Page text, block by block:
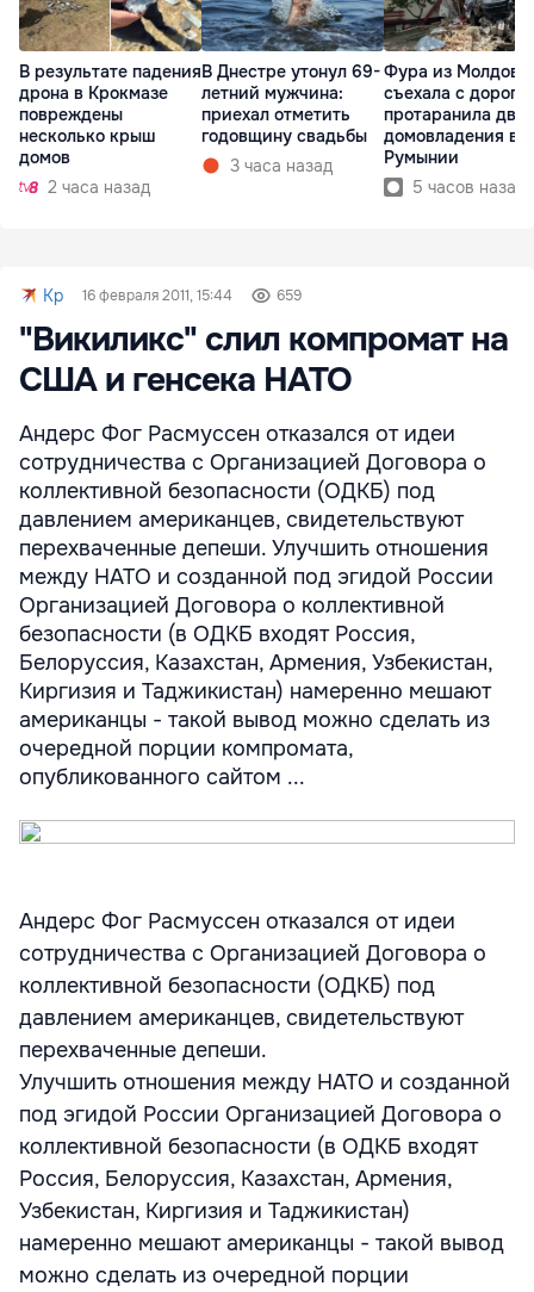
В результате падения
дрона в Крокмазе
повреждены
несколько крыш
домов
2 часа назад
В Днестре утонул 69-
летний мужчина:
приехал отметить
годовщину свадьбы
3 часа назад
Фура из Молдовы
съехала с дороги
протаранила два
домовладения в
Румынии
5 часов назад
Kp 16 февраля 2011, 15:44 659
"Викиликс" слил компромат на
США и генсека НАТО
Андерс Фог Расмуссен отказался от идеи
сотрудничества с Организацией Договора о
коллективной безопасности (ОДКБ) под
давлением американцев, свидетельствуют
перехваченные депеши. Улучшить отношения
между НАТО и созданной под эгидой России
Организацией Договора о коллективной
безопасности (в ОДКБ входят Россия,
Белоруссия, Казахстан, Армения, Узбекистан,
Киргизия и Таджикистан) намеренно мешают
американцы - такой вывод можно сделать из
очередной порции компромата,
опубликованного сайтом ...
Андерс Фог Расмуссен отказался от идеи
сотрудничества с Организацией Договора о
коллективной безопасности (ОДКБ) под
давлением американцев, свидетельствуют
перехваченные депеши.
Улучшить отношения между НАТО и созданной
под эгидой России Организацией Договора о
коллективной безопасности (в ОДКБ входят
Россия, Белоруссия, Казахстан, Армения,
Узбекистан, Киргизия и Таджикистан)
намеренно мешают американцы - такой вывод
можно сделать из очередной порции